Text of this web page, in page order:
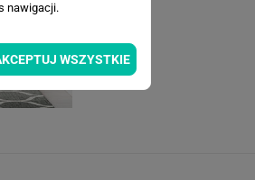
nawigacji.
WSZYSTKIE